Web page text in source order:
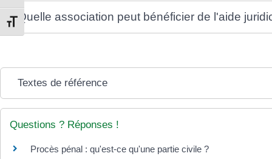
Changer la taille de la police
Quelle association peut bénéficier de l'aide
Textes de référence
Questions ? Réponses !
Procès pénal : qu'est-ce qu'une partie civile ?